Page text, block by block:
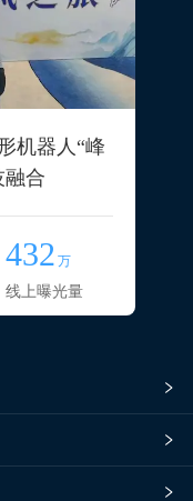
机器人“峰
融合
432 万
线上曝光量